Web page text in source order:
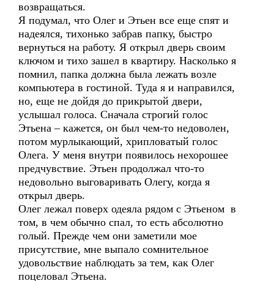
возвращаться.
Я подумал, что Олег и Этьен все еще спят и
надеялся, тихонько забрав папку, быстро
вернуться на работу. Я открыл дверь своим
ключом и тихо зашел в квартиру. Насколько я
помнил, папка должна была лежать возле
компьютера в гостиной. Туда я и направился,
но, еще не дойдя до прикрытой двери,
услышал голоса. Сначала строгий голос
Этьена – кажется, он был чем-то недоволен,
потом мурлыкающий, хрипловатый голос
Олега. У меня внутри появилось нехорошее
предчувствие. Этьен продолжал что-то
недовольно выговаривать Олегу, когда я
открыл дверь.
Олег лежал поверх одеяла рядом с Этьеном в
том, в чем обычно спал, то есть абсолютно
голый. Прежде чем они заметили мое
присутствие, мне выпало сомнительное
удовольствие наблюдать за тем, как Олег
поцеловал Этьена.